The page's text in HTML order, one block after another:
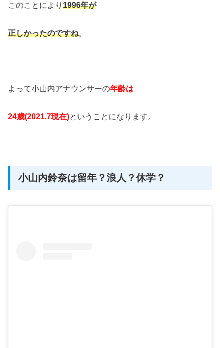
このことにより 1996年が
正しかったのですね。
よって小山内アナウンサーの年齢は
24歳(2021.7現在)ということになります。
小山内鈴奈は留年？浪人？休学？